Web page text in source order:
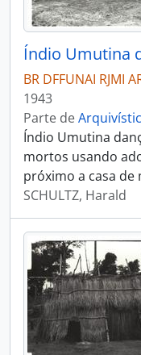
Índio Umutina
BR DFFUNAI RJMI
1943
Parte de
Índio Umutina
mortos usando
próximo a casa de
SCHULTZ, Harald